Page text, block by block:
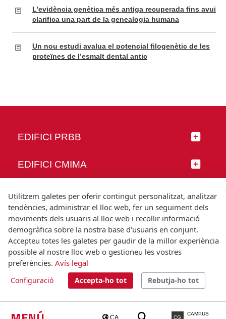
CA CG
CAMPUS
L'evidència genètica més antiga recuperada fins avui
clarifica una part de la genealogia humana
Un nou estudi avalua el potencial filogenètic de les
proteïnes de l’esmalt dental antic
EDIFICI PRBB
EDIFICI CMIMA
SEGUEIX-NOS
© Universitat Pompeu Fabra
Barcelona
T.(+34) 93 542 20 00
Utilitzem galetes per oferir contingut personalitzat, analitzar
tendències, administrar el lloc web, fer un seguiment dels
moviments dels usuaris al lloc web i recollir informació
demogràfica sobre la nostra base d'usuaris en conjunt.
Accepteu totes les galetes per gaudir de la millor experiència
possible al nostre lloc web o gestioneu les vostres
preferències. Avís legal
Configuració Accepta-ho tot Rebutja-ho tot